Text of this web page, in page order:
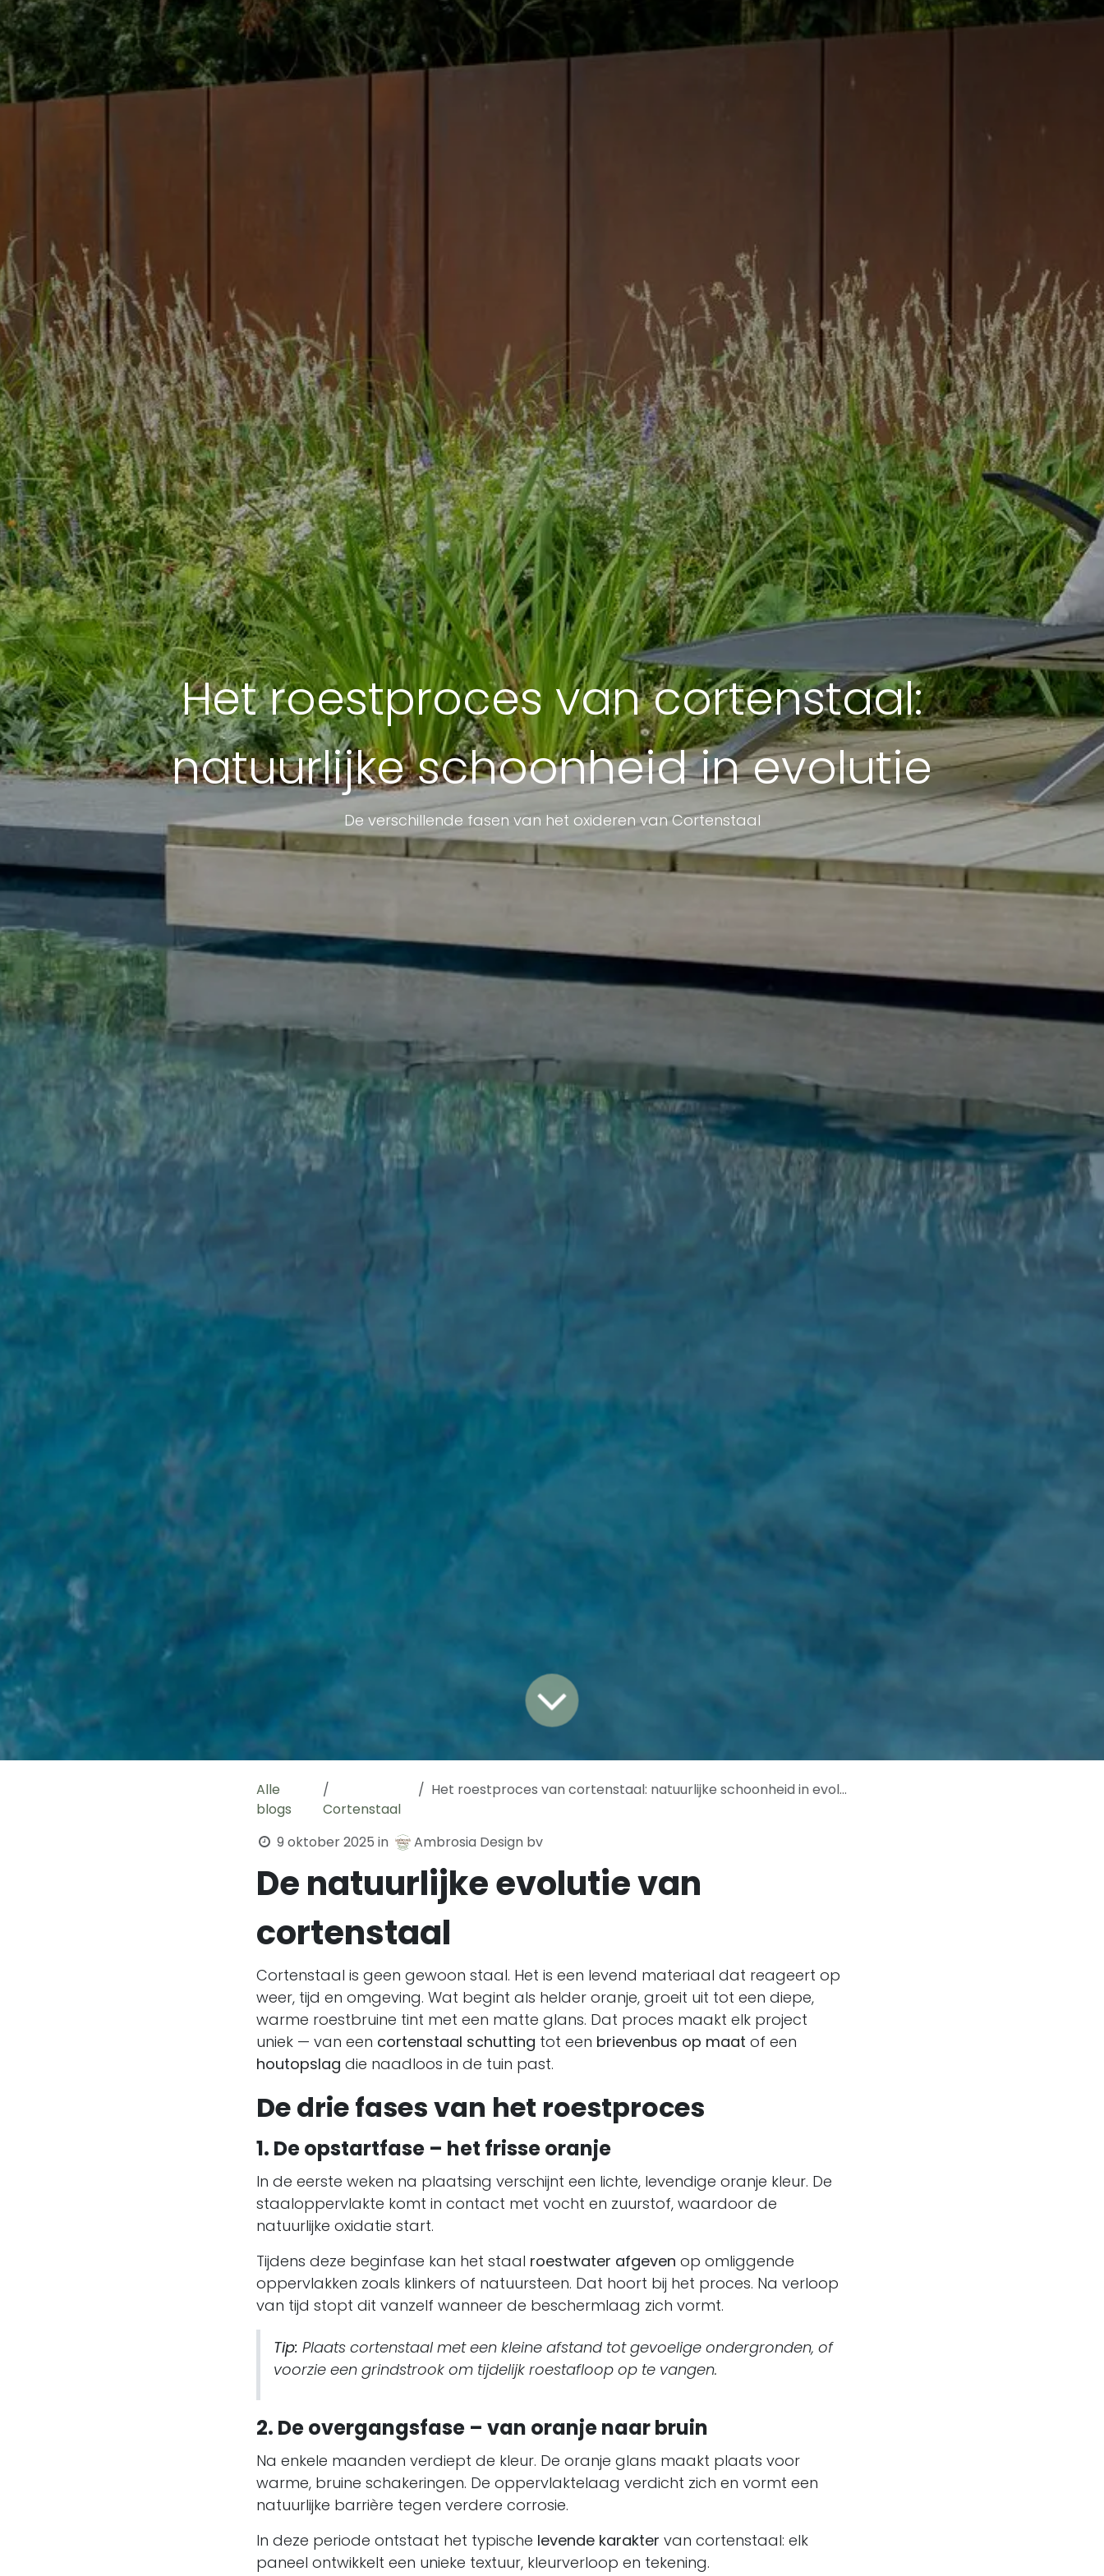
Het roestproces van cortenstaal:
natuurlijke schoonheid in evolutie
De verschillende fasen van het oxideren van Cortenstaal
Alle
blogs
Cortenstaal
Het roestproces van cortenstaal: natuurlijke schoonheid in evolutie
9 oktober 2025 in Ambrosia Design bv
De natuurlijke evolutie van
cortenstaal
Cortenstaal is geen gewoon staal. Het is een levend materiaal dat reageert op
weer, tijd en omgeving. Wat begint als helder oranje, groeit uit tot een diepe,
warme roestbruine tint met een matte glans. Dat proces maakt elk project
uniek — van een cortenstaal schutting tot een brievenbus op maat of een
houtopslag die naadloos in de tuin past.
De drie fases van het roestproces
1. De opstartfase – het frisse oranje
In de eerste weken na plaatsing verschijnt een lichte, levendige oranje kleur. De
staaloppervlakte komt in contact met vocht en zuurstof, waardoor de
natuurlijke oxidatie start.
Tijdens deze beginfase kan het staal roestwater afgeven op omliggende
oppervlakken zoals klinkers of natuursteen. Dat hoort bij het proces. Na verloop
van tijd stopt dit vanzelf wanneer de beschermlaag zich vormt.
Tip: Plaats cortenstaal met een kleine afstand tot gevoelige ondergronden, of
voorzie een grindstrook om tijdelijk roestafloop op te vangen.
2. De overgangsfase – van oranje naar bruin
Na enkele maanden verdiept de kleur. De oranje glans maakt plaats voor
warme, bruine schakeringen. De oppervlaktelaag verdicht zich en vormt een
natuurlijke barrière tegen verdere corrosie.
In deze periode ontstaat het typische levende karakter van cortenstaal: elk
paneel ontwikkelt een unieke textuur, kleurverloop en tekening.